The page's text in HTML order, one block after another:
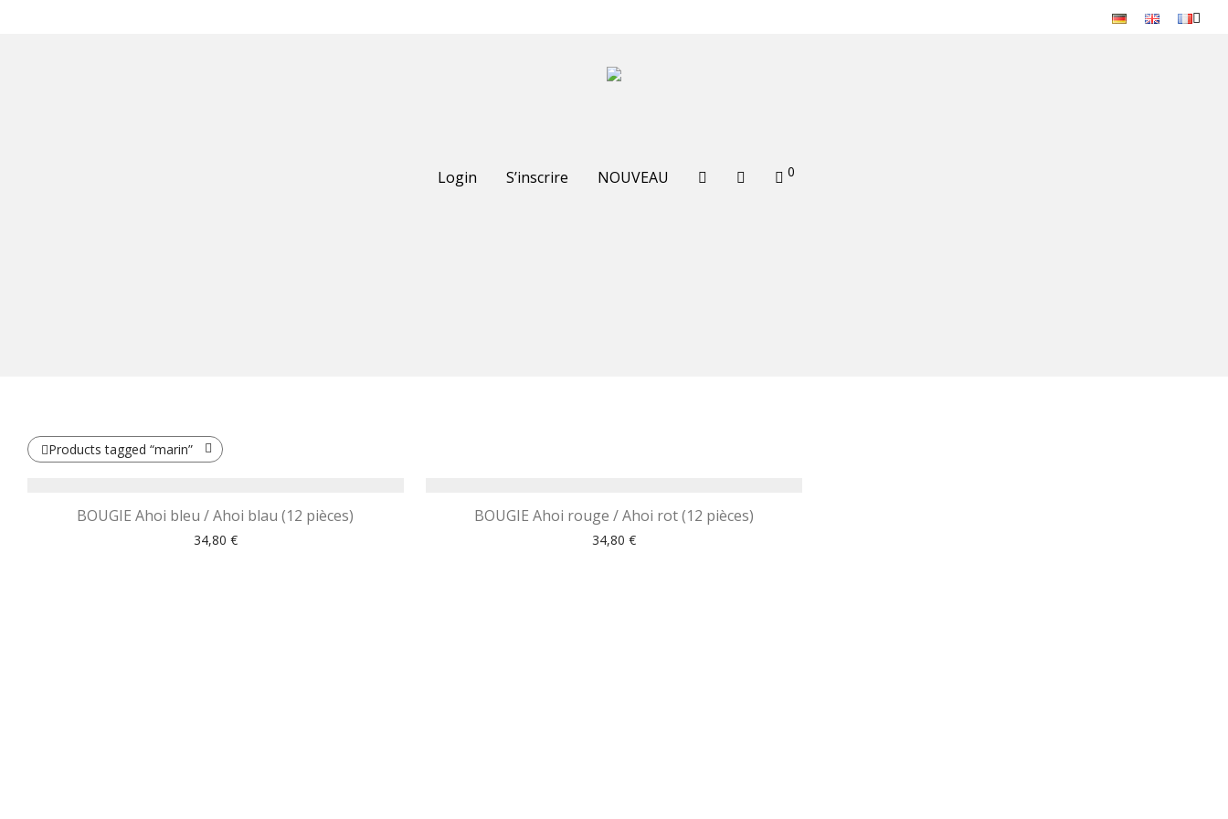
Login S’inscrire NOUVEAU 0
Products tagged “marin”
BOUGIE Ahoi bleu / Ahoi blau (12 pièces)
34,80 €
BOUGIE Ahoi rouge / Ahoi rot (12 pièces)
34,80 €